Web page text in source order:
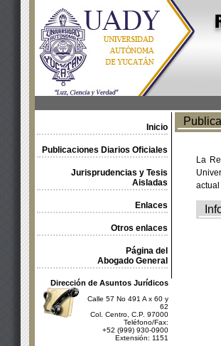
Inicio
Publicaciones Diarios Oficiales
Jurisprudencias y Tesis
Aisladas
Enlaces
Otros enlaces
Página del
Abogado General
Dirección de Asuntos Jurídicos
Calle 57 No 491 A x 60 y
62
Col. Centro, C.P. 97000
Teléfono/Fax:
+52 (999) 930-0900
Extensión: 1151
La